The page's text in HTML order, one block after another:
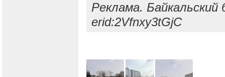
Реклама.
erid:2Vfnxy3tGjC